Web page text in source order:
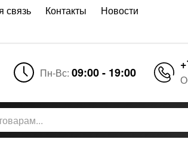
связь Контакты
Новости
Пн-Вс: 09:00 - 19:00